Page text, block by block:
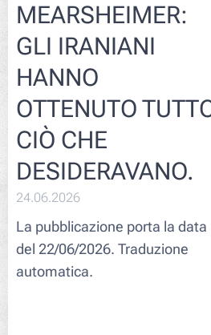
MEARSHEIMER:
GLI IRANIANI
HANNO
OTTENUTO
CIÒ CHE
DESIDERAVANO.
24.06.2026
La pubblicazione porta la data
del 22/06/2026. Traduzione
automatica.